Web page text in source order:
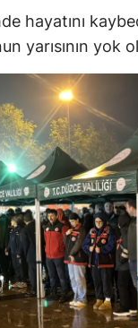
hayatını
yarısının yok